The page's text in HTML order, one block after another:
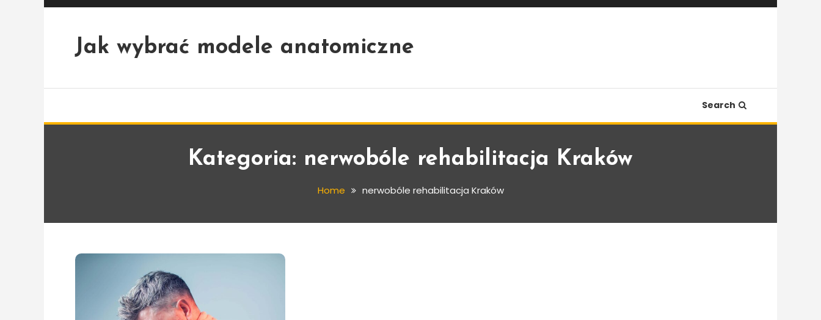
Skip
ContentJak wybrać modele anatomiczne
Search
Kategoria: nerwobóle rehabilitacja Kraków
Home nerwobóle rehabilitacja Kraków